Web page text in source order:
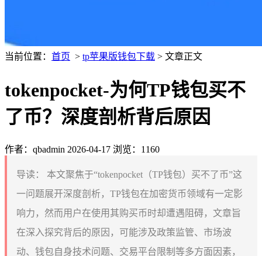
当前位置： 首页 > tp苹果版钱包下载 > 文章正文
tokenpocket-为何TP钱包买不
了币？深度剖析背后原因
作者：qbadmin 2026-04-17 浏览：1160
导读：
本文聚焦于“tokenpocket（TP钱包）买不了币”这
一问题展开深度剖析，TP钱包在加密货币领域有一定影
响力，然而用户在使用其购买币时却遭遇阻碍，文章旨
在深入探究背后的原因，可能涉及政策监管、市场波
动、钱包自身技术问题、交易平台限制等多方面因素，